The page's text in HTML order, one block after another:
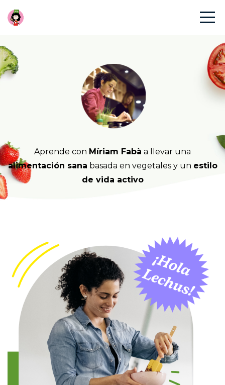
Aprende con Míriam Fabà a llevar una
alimentación sana basada en vegetales y un estilo
de vida activo